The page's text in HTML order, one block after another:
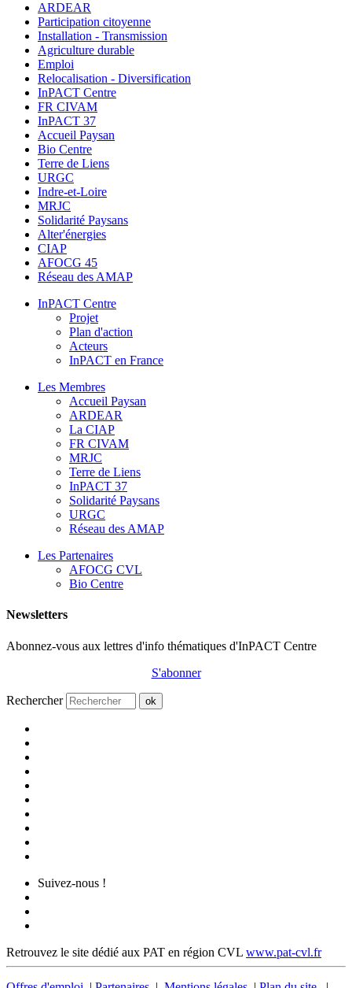
ARDEAR
Participation citoyenne
Installation - Transmission
Agriculture durable
Emploi
Relocalisation - Diversification
InPACT Centre
FR CIVAM
InPACT 37
Accueil Paysan
Bio Centre
Terre de Liens
URGC
Indre-et-Loire
MRJC
Solidarité Paysans
Alter'énergies
CIAP
AFOCG 45
Réseau des AMAP
InPACT Centre
Projet
Plan d'action
Acteurs
InPACT en France
Les Membres
Accueil Paysan
ARDEAR
La CIAP
FR CIVAM
MRJC
Terre de Liens
InPACT 37
Solidarité Paysans
URGC
Réseau des AMAP
Les Partenaires
AFOCG CVL
Bio Centre
Newsletters
Abonnez-vous aux lettres d'info thématiques d'InPACT Centre
S'abonner
Rechercher ok
Suivez-nous !
Retrouvez le site dédié aux PAT en région CVL www.pat-cvl.fr